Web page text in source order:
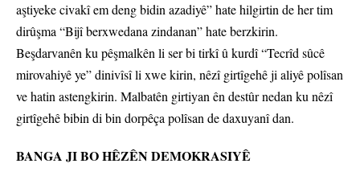
aştiyeke civakî em deng bidin azadiyê” hate hilgirtin de her tim
dirûşma “Bijî berxwedana zindanan” hate berzkirin.
Beşdarvanên ku pêşmalkên li ser bi tirkî û kurdî “Tecrîd sûcê
mirovahiyê ye” dinivîsî li xwe kirin, nêzî girtîgehê ji aliyê polîsan
ve hatin astengkirin. Malbatên girtiyan ên destûr nedan ku nêzî
girtîgehê bibin di bin dorpêça polîsan de daxuyanî dan.
BANGA JI BO HÊZÊN DEMOKRASIYÊ